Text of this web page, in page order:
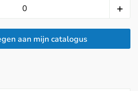
aan mijn catalogus